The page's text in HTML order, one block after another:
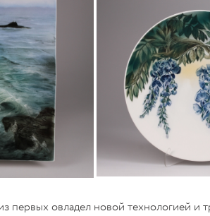
овладел новой технологией и